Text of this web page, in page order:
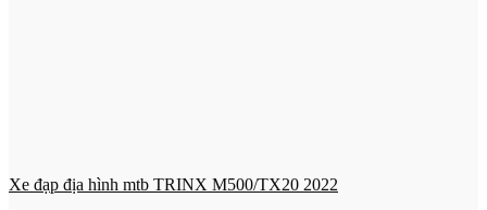
Xe đạp địa hình mtb TRINX M500/TX20 2022